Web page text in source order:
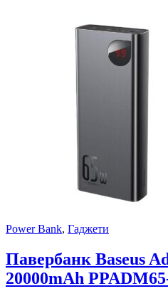
Power Bank, Гаджети
Павербанк Baseus
20000mAh